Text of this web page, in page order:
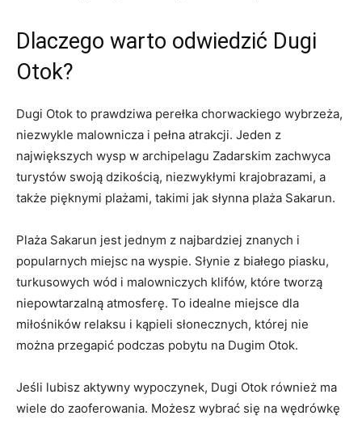
Dlaczego warto⁤ odwiedzić Dugi
Otok?
Dugi ⁣Otok ​to prawdziwa perełka chorwackiego ‍wybrzeża,
niezwykle malownicza i pełna atrakcji. Jeden z
największych wysp w archipelagu‌ Zadarskim zachwyca
turystów swoją dzikością, niezwykłymi krajobrazami, a⁢
także pięknymi plażami, takimi ‍jak​ słynna plaża Sakarun.
Plaża Sakarun jest jednym z najbardziej znanych i
popularnych miejsc na wyspie. Słynie z białego piasku,⁤
turkusowych wód i​ malowniczych klifów, które tworzą
niepowtarzalną atmosferę.⁢ To idealne miejsce⁢ dla
miłośników relaksu i kąpieli słonecznych, której nie
⁢można przegapić podczas pobytu na Dugim ⁣Otok.
Jeśli ​lubisz ⁣aktywny wypoczynek, ‍Dugi Otok również ma
wiele do​ zaoferowania. Możesz⁣ wybrać się⁤ na‌ wędrówkę⁣